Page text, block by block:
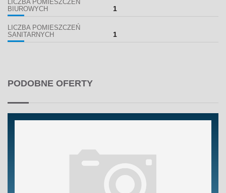
LICZBA POMIESZCZEŃ
BIUROWYCH
1
LICZBA POMIESZCZEŃ
SANITARNYCH
1
PODOBNE OFERTY